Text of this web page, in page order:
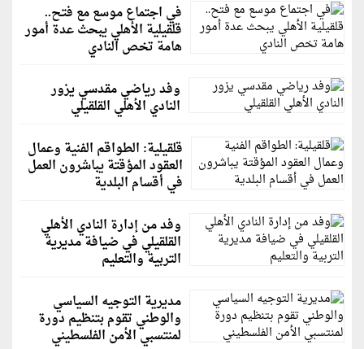
في اجتماع موسع مع فتح..
قلقيلية الأهلي يبحث عدة أمور
هامة تخص النادي
وفد رياضي مقدسي يزور
النادي الأهلي القلقيلي
قلقيلية: الطواقم الفنية وعمال
العقود المؤقتة يباشرون العمل
في أقسام البلدية
وفد من إدارة النادي الأهلي
القلقيلي في ضيافة مديرية
التربية والتعليم
مديرية التوجيه السياسي
والوطني تقوم بتنظيم دورة
لمنتسبي الأمن الفلسطيني